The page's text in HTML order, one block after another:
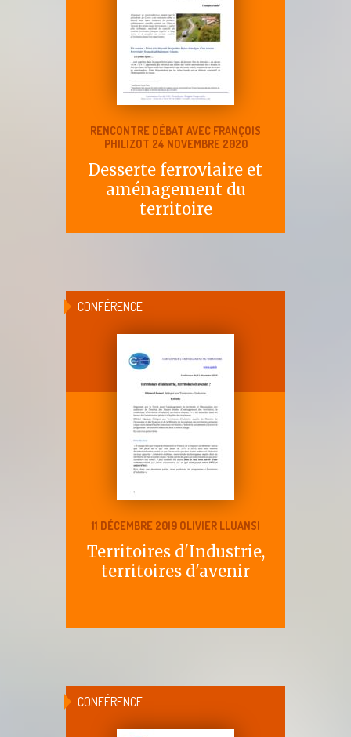
RENCONTRE DÉBAT AVEC FRANÇOIS
PHILIZOT 24 NOVEMBRE 2020
Desserte ferroviaire et
aménagement du
territoire
CONFÉRENCE
11 DÉCEMBRE 2019 OLIVIER LLUANSI
Territoires d'Industrie,
territoires d'avenir
CONFÉRENCE